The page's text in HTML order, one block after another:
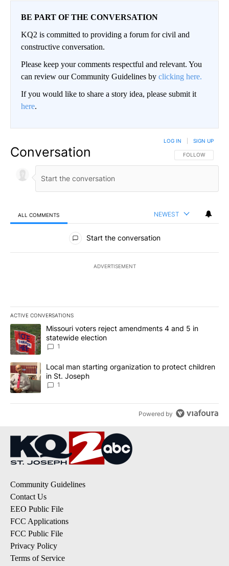
BE PART OF THE CONVERSATION
KQ2 is committed to providing a forum for civil and
constructive conversation.
Please keep your comments respectful and relevant. You
can review our Community Guidelines by clicking here.
If you would like to share a story idea, please submit it
here.
Conversation FOLLOW THIS
FOLLOW
LOG IN SIGN UP
ALL COMMENTS NEWEST
All Comments
Start the conversation
ADVERTISEMENT
ACTIVE CONVERSATIONS
The following is a list of the most commented articles in the last
A trending article titled "Missouri voters reject amendments 4
Missouri voters reject amendments 4 and 5 in
statewide election
1
A trending article titled "Local man starting organization to
Local man starting organization to protect children
in St. Joseph
1
Powered by
Community Guidelines
Contact Us
EEO Public File
FCC Applications
FCC Public File
Privacy Policy
Terms of Service